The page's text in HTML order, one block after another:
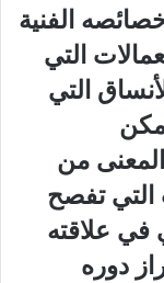
الفنية
التي
التي
المعنى من
التي تفصح
في علاقته
دوره